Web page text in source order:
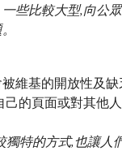
些比較大型,向公
維基的開放性及
的頁面或對其他
獨特的方式,也讓人